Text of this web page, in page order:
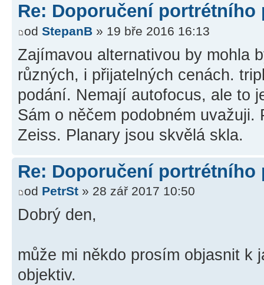
Re: Doporučení portrétního
od StepanB » 19 bře 2016 16:13
Zajímavou alternativou by mohla
různých, i přijatelných cenách.
podání. Nemají autofocus, ale to
Sám o něčem podobném
Zeiss. Planary jsou skvělá skla.
Re: Doporučení portrétního
od PetrSt » 28 zář 2017 10:50
Dobrý den,
může mi někdo prosím objasnit k
objektiv.